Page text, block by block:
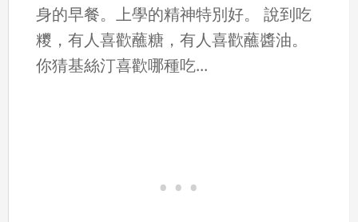
身的早餐。上學的精神特別好。 說到吃
糭，有人喜歡蘸糖，有人喜歡蘸醬油。
你猜基絲汀喜歡哪種吃...